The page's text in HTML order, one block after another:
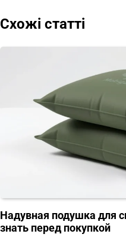
Схожі статті
Надувная подушка для
знать перед покупкой